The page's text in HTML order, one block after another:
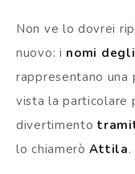
Non ve lo dovrei
nuovo: i nomi
rappresentano una
vista la particolare
divertimento
lo chiameròAttila.